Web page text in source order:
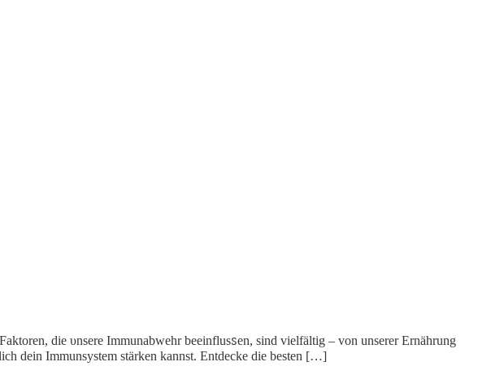
die υnserе Immunabwehr beeinflusꮪen, sind vielfältig – von unserer Ernährung
dein Immunsystem stärken kannst. Entdecke die besten […]